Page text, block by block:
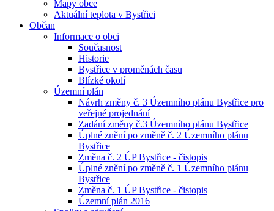
Mapy obce
Aktuální teplota v Bystřici
Občan
Informace o obci
Současnost
Historie
Bystřice v proměnách času
Blízké okolí
Územní plán
Návrh změny č. 3 Územního plánu Bystřice pro
veřejné projednání
Zadání změny č.3 Územního plánu Bystřice
Úplné znění po změně č. 2 Územního plánu
Bystřice
Změna č. 2 ÚP Bystřice - čistopis
Úplné znění po změně č. 1 Územního plánu
Bystřice
Změna č. 1 ÚP Bystřice - čistopis
Územní plán 2016